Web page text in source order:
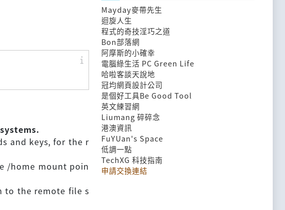
and keys, for the r
/home mount poin
to the remote file s
Mayday麥帶先生
迴旋人生
程式的奇技淫巧之道
Bon部落網
阿摩斯的小確幸
電腦綠生活 PC Green Life
哈啦客談天說地
冠均網頁設計公司
是個好工具Be Good Tool
英文練習網
Liumang 碎碎念
港澳資訊
FuYUan's Space
低調一點
TechXG 科技指南
申請交換連結